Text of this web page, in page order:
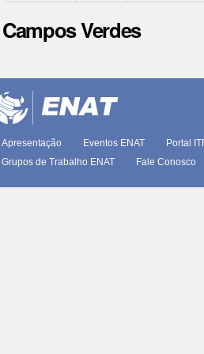
Campos Verdes
documento
Apresentação Eventos ENAT Portal
Grupos de Trabalho ENAT
Fale Conosco